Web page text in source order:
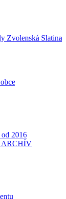
Zvolenská Slatina
2016
ARCHÍV